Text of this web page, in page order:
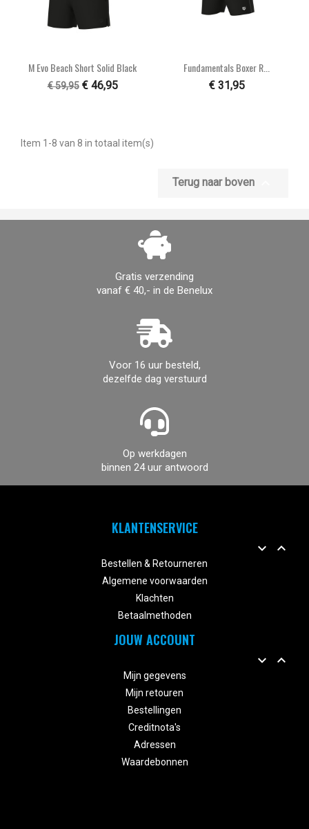
M Evo Beach Short Solid Black
€ 59,95 € 46,95
Fundamentals Boxer R...
€ 31,95
Item 1-8 van 8 in totaal item(s)
Terug naar boven
Gratis verzending
vanaf € 40,- in de Benelux
Voor 16 uur besteld,
dezelfde dag verstuurd
Op werkdagen
binnen 24 uur antwoord
KLANTENSERVICE
 
Bestellen & Retourneren
Algemene voorwaarden
Klachten
Betaalmethoden
JOUW ACCOUNT
 
Mijn gegevens
Mijn retouren
Bestellingen
Creditnota's
Adressen
Waardebonnen